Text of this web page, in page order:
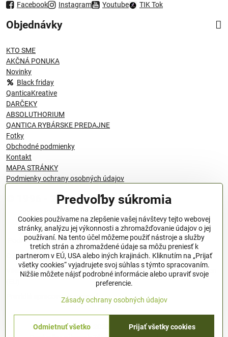
Facebook Instagram Youtube TIK Tok
Objednávky
KTO SME
AKČNÁ PONUKA
Novinky
Black friday
QanticaKreative
DARČEKY
ABSOLUTHORIUM
QANTICA RYBÁRSKE PREDAJNE
Fotky
Obchodné podmienky
Kontakt
MAPA STRÁNKY
Podmienky ochrany osobných údajov
© 1996 - 2024 QANTICA S.R.O
Podmienky ochrany osobných údajov
OBCHODNÉ PODMIENKY
Všeobecné nariadenie o bezpečnosti produktov (GPSR), Regulation
Pravidlá spracovania recenzií
©
Copyright
Predvoľby súkromia
Cookies používame na zlepšenie vašej návštevy tejto webovej
stránky, analýzu jej výkonnosti a zhromažďovanie údajov o jej
používaní. Na tento účel môžeme použiť nástroje a služby
tretích strán a zhromaždené údaje sa môžu preniesť k
partnerom v EÚ, USA alebo iných krajinách. Kliknutím na „Prijať
všetky cookies“ vyjadrujete svoj súhlas s týmto spracovaním.
Nižšie môžete nájsť podrobné informácie alebo upraviť svoje
preferencie.
Zásady ochrany osobných údajov
Prijať všetky cookies
Odmietnuť všetko